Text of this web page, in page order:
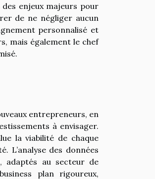
enjeux majeurs pour
de ne négliger aucun
personnalisé et
mais également le chef
entrepreneurs, en
à envisager.
la viabilité de chaque
L’analyse des données
adaptés au secteur de
plan rigoureux,